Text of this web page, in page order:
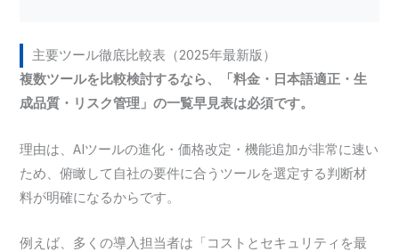
主要ツール徹底比較表（2025年最新版）
複数ツールを比較検討するなら、「料金・日本語適正・生
成品質・リスク管理」の一覧早見表は必須です。
理由は、AIツールの進化・価格改定・機能追加が非常に速い
ため、俯瞰して自社の要件に合うツールを選定する判断材
料が明確になるからです。
例えば、多くの導入担当者は「コストとセキュリティを最